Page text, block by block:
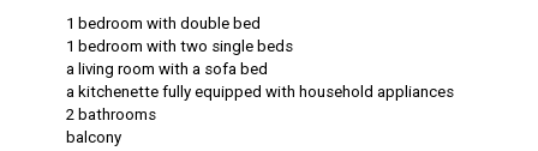
1 bedroom with double bed
1 bedroom with two single beds
a living room with a sofa bed
a kitchenette fully equipped with household appliances
2 bathrooms
balcony